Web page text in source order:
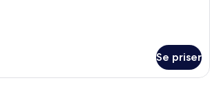
Se priser